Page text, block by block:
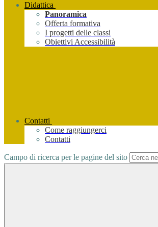
Didattica
Panoramica
Offerta formativa
I progetti delle classi
Obiettivi Accessibilità
Contatti
Come raggiungerci
Contatti
Campo di ricerca per le pagine del sito